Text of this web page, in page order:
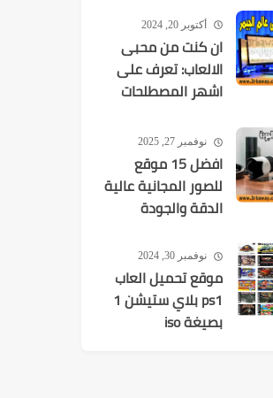
أكتوبر 20, 2024
ان كنت من محبى
الالعاب: تعرف على
اشهر المصطلحات
نوفمبر 27, 2025
افضل 15 موقع
للصور المجانية عالية
الدقة والجودة
نوفمبر 30, 2024
موقع تحميل العاب
ps1 بلاي ستيشن 1
بصيغة iso